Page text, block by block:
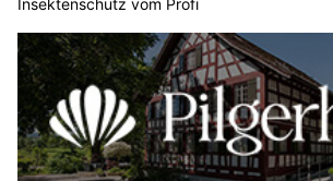
Insektenschutz vom Profi